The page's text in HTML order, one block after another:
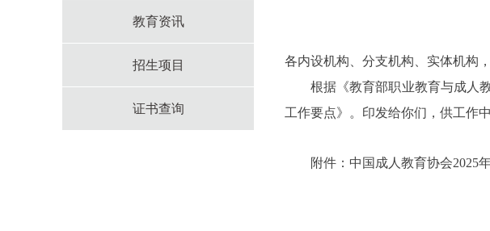
教育资讯
招生项目
证书查询
各内设机构、分支机构、实体机构
根据《教育部职业教育与成人教
工作要点》。印发给你们，供工作中
附件：中国成人教育协会2025